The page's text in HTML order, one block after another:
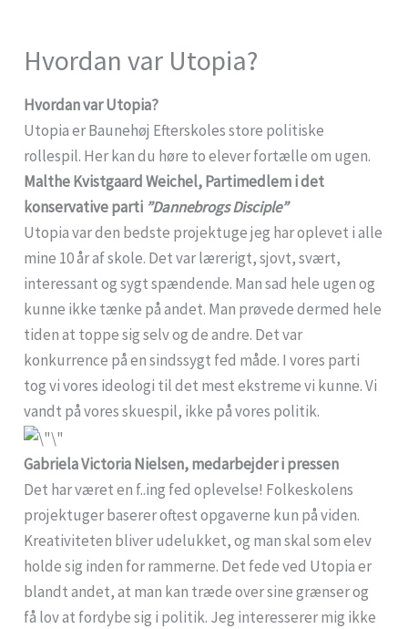
Hvordan var Utopia?
Hvordan var Utopia?
Utopia er Baunehøj Efterskoles store politiske
rollespil. Her kan du høre to elever fortælle om ugen.
Malthe Kvistgaard Weichel, Partimedlem i det
konservative parti ”Dannebrogs Disciple”
Utopia var den bedste projektuge jeg har oplevet i alle
mine 10 år af skole. Det var lærerigt, sjovt, svært,
interessant og sygt spændende. Man sad hele ugen og
kunne ikke tænke på andet. Man prøvede dermed hele
tiden at toppe sig selv og de andre. Det var
konkurrence på en sindssygt fed måde. I vores parti
tog vi vores ideologi til det mest ekstreme vi kunne. Vi
vandt på vores skuespil, ikke på vores politik.
Gabriela Victoria Nielsen, medarbejder i pressen
Det har været en f..ing fed oplevelse! Folkeskolens
projektuger baserer oftest opgaverne kun på viden.
Kreativiteten bliver udelukket, og man skal som elev
holde sig inden for rammerne. Det fede ved Utopia er
blandt andet, at man kan træde over sine grænser og
få lov at fordybe sig i politik. Jeg interesserer mig ikke